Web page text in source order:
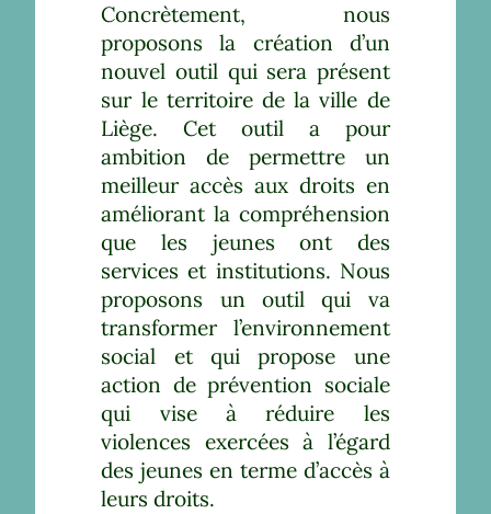
Concrètement, nous
proposons la création d’un
nouvel outil qui sera présent
sur le territoire de la ville de
Liège. Cet outil a pour
ambition de permettre un
meilleur accès aux droits en
améliorant la compréhension
que les jeunes ont des
services et institutions. Nous
proposons un outil qui va
transformer l’environnement
social et qui propose une
action de prévention sociale
qui vise à réduire les
violences exercées à l’égard
des jeunes en terme d’accès à
leurs droits.